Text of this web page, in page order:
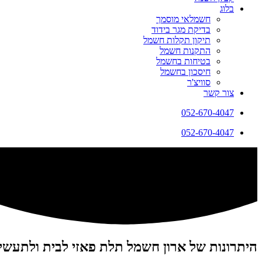
בלוג
חשמלאי מוסמך
בדיקת מגר בידוד
תיקון תקלות חשמל
התקנות חשמל
בטיחות בחשמל
חיסכון בחשמל
סוויצ'ר
צור קשר
052-670-4047
052-670-4047
היתרונות של ארון חשמל תלת פאזי לבית